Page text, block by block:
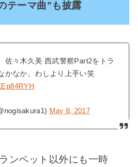
テーマ曲”も披露
佐々木久美 西武警察Part2をトラ
かなか。わしより上手い笑
May 8, 2017
ンペット以外にも一時